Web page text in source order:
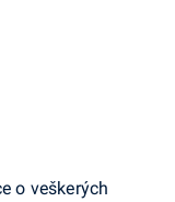
o veškerých